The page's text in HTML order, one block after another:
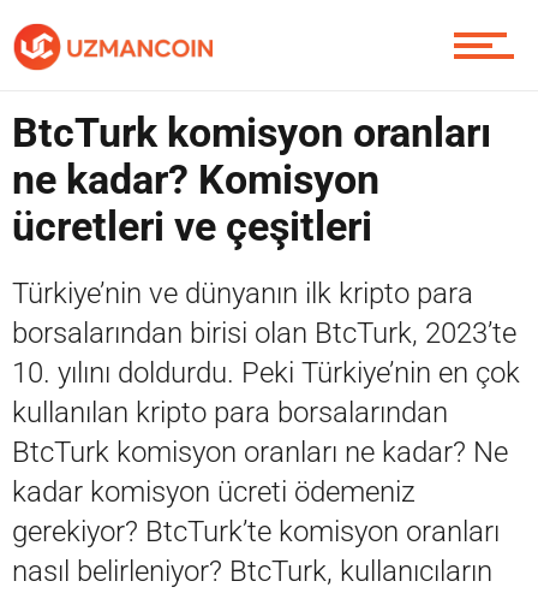
Soru Sor
Contact / İletişim
BtcTurk komisyon oranları
ne kadar? Komisyon
ücretleri ve çeşitleri
Türkiye’nin ve dünyanın ilk kripto para
borsalarından birisi olan BtcTurk, 2023’te
10. yılını doldurdu. Peki Türkiye’nin en çok
kullanılan kripto para borsalarından
BtcTurk komisyon oranları ne kadar? Ne
kadar komisyon ücreti ödemeniz
gerekiyor? BtcTurk’te komisyon oranları
nasıl belirleniyor? BtcTurk, kullanıcıların